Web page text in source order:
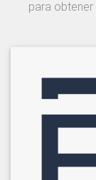
para obtener